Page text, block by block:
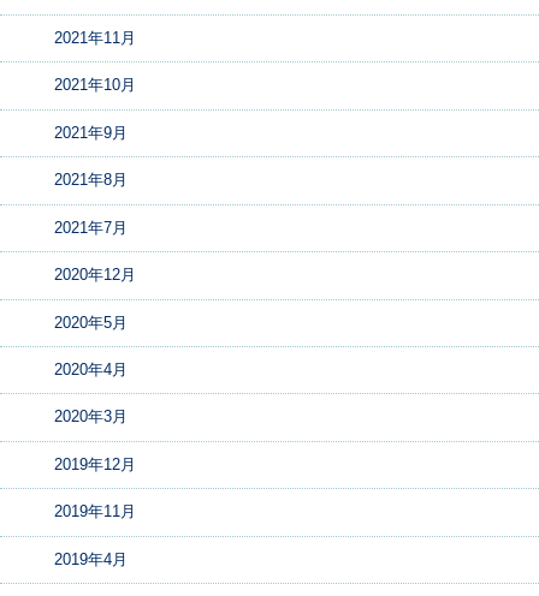
2021年11月
2021年10月
2021年9月
2021年8月
2021年7月
2020年12月
2020年5月
2020年4月
2020年3月
2019年12月
2019年11月
2019年4月